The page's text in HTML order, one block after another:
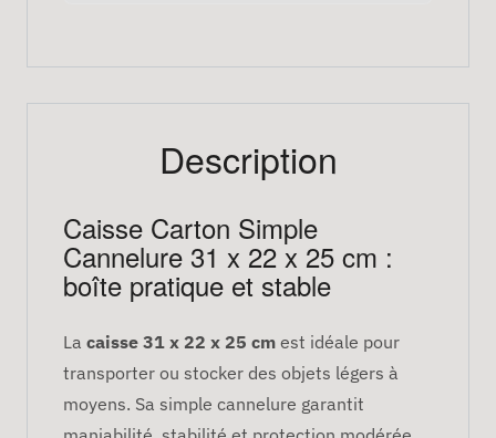
Description
Caisse Carton Simple
Cannelure 31 x 22 x 25 cm :
boîte pratique et stable
La caisse 31 x 22 x 25 cm est idéale pour
transporter ou stocker des objets légers à
moyens. Sa simple cannelure garantit